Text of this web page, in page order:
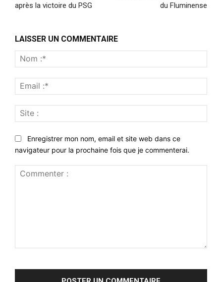
après la victoire du PSG
du Fluminense
LAISSER UN COMMENTAIRE
:*
:*
:
Enregistrer mon nom, email et site web dans ce
navigateur pour la prochaine fois que je commenterai.